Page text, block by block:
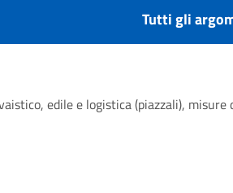
Tutti gli
edile e logistica (piazzali), misure